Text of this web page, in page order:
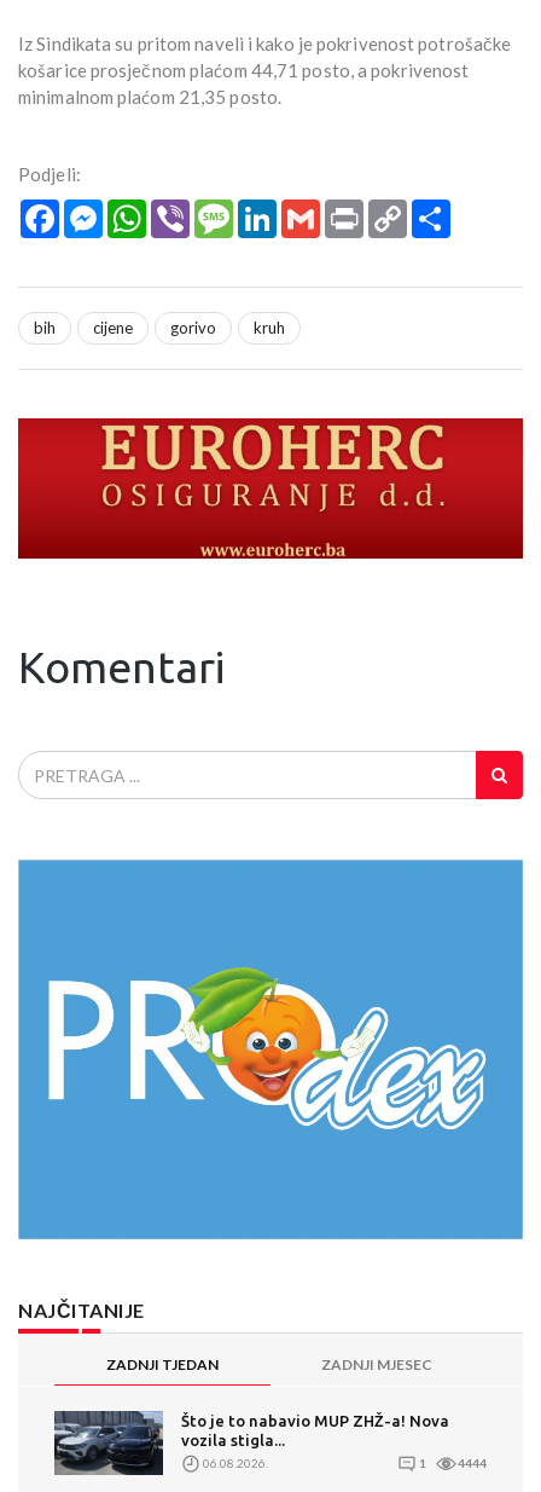
Iz Sindikata su pritom naveli i kako je pokrivenost potrošačke
košarice prosječnom plaćom 44,71 posto, a pokrivenost
minimalnom plaćom 21,35 posto.
Podjeli:
FacebookMessengerWhatsApp
Viber MessageLinkedInGmail Print Copy
Link
bih cijene gorivo kruh
Komentari
NAJČITANIJE
ZADNJI TJEDAN ZADNJI MJESEC
Što je to nabavio MUP ZHŽ-a! Nova
vozila stigla...
06.08.2026. 1 4444